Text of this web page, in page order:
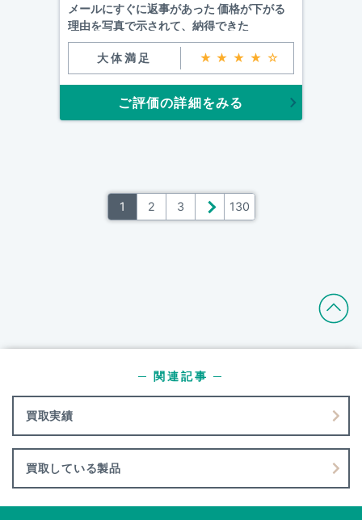
メールにすぐに返事があった 価格が下がる
理由を写真で示されて、納得できた
大体満足 ★★★★☆
ご評価の詳細をみる
1 2 3 ＞ 130
買取実績
─ 関連記事 ─
買取している製品